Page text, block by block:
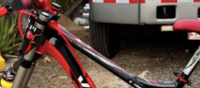
Mascotas
Juegos y Juguetes